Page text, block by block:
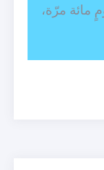
مائة مرّة،